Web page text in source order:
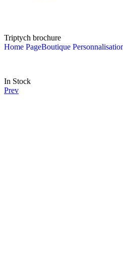
Triptych brochure
Home PageBoutique
In Stock
Prev